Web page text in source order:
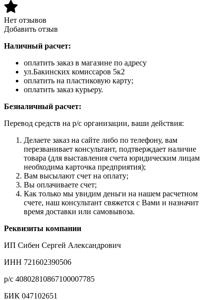
Нет отзывов
Добавить отзыв
Наличный расчет:
оплатить заказ в магазине по адресу
ул.Бакинских комиссаров 5к2
оплатить на пластиковую карту;
оплатить заказ курьеру.
Безналичный расчет:
Перевод средств на р/с организации, ваши действия:
Делаете заказ на сайте либо по телефону, вам
перезванивает консультант, подтверждает наличие
товара (для выставления счета юридическим лицам
необходима карточка предприятия);
Вам высылают счет на оплату;
Вы оплачиваете счет;
Как только мы увидим деньги на нашем расчетном
счете, наш консультант свяжется с Вами и назначит
время доставки или самовывоза.
Реквизиты компании
ИП Сибен Сергей Александрович
ИНН 721602390506
р/с 40802810867100007785
БИК 047102651